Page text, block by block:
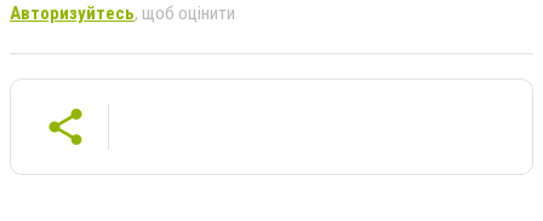
Авторизуйтесь, щоб оцінити